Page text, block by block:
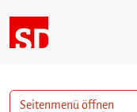
Seitenmenü öffnen